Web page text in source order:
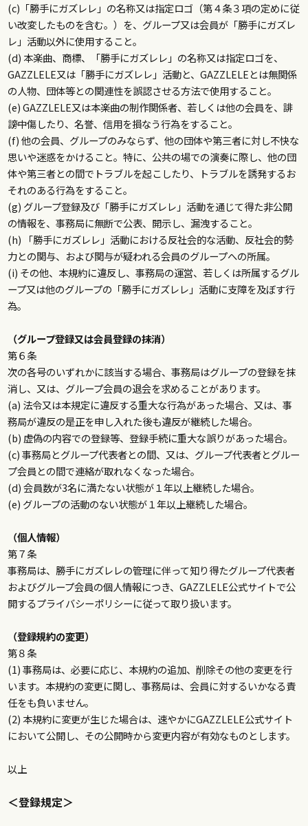
(c)「勝手にガズレレ」の名称又は指定ロゴ（第４条３項の定めに従
い改変したものを含む。）を、グループ又は会員が「勝手にガズレ
レ」活動以外に使用すること。
(d) 本楽曲、商標、「勝手にガズレレ」の名称又は指定ロゴを、
GAZZLELE又は「勝手にガズレレ」活動と、GAZZLELEとは無関係
の人物、団体等との関連性を誤認させる方法で使用すること。
(e) GAZZLELE又は本楽曲の制作関係者、若しくは他の会員を、誹
謗中傷したり、名誉、信用を損なう行為をすること。
(f) 他の会員、グループのみならず、他の団体や第三者に対し不快な
思いや迷惑をかけること。特に、公共の場での演奏に際し、他の団
体や第三者との間でトラブルを起こしたり、トラブルを誘発するお
それのある行為をすること。
(g) グループ登録及び「勝手にガズレレ」活動を通じて得た非公開
の情報を、事務局に無断で公表、開示し、漏洩すること。
(h) 「勝手にガズレレ」活動における反社会的な活動、反社会的勢
力との関与、および関与が疑われる会員のグループへの所属。
(i) その他、本規約に違反し、事務局の運営、若しくは所属するグル
ープ又は他のグループの「勝手にガズレレ」活動に支障を及ぼす行
為。
（グループ登録又は会員登録の抹消）
第６条
次の各号のいずれかに該当する場合、事務局はグループの登録を抹
消し、又は、グループ会員の退会を求めることがあります。
(a) 法令又は本規定に違反する重大な行為があった場合、又は、事
務局が違反の是正を申し入れた後も違反が継続した場合。
(b) 虚偽の内容での登録等、登録手続に重大な誤りがあった場合。
(c) 事務局とグループ代表者との間、又は、グループ代表者とグルー
プ会員との間で連絡が取れなくなった場合。
(d) 会員数が3名に満たない状態が１年以上継続した場合。
(e) グループの活動のない状態が１年以上継続した場合。
（個人情報）
第７条
事務局は、勝手にガズレレの管理に伴って知り得たグループ代表者
およびグループ会員の個人情報につき、GAZZLELE公式サイトで公
開するプライバシーポリシーに従って取り扱います。
（登録規約の変更）
第８条
(1) 事務局は、必要に応じ、本規約の追加、削除その他の変更を行
います。本規約の変更に関し、事務局は、会員に対するいかなる責
任をも負いません。
(2) 本規約に変更が生じた場合は、速やかにGAZZLELE公式サイト
において公開し、その公開時から変更内容が有効なものとします。
以上
＜登録規定＞